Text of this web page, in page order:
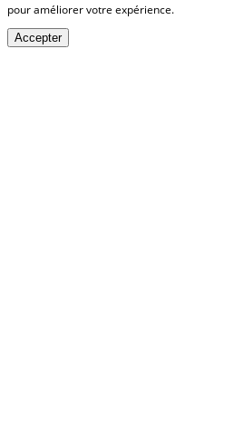
pour améliorer votre expérience.
Accepter